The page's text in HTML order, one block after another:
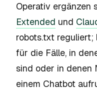
Operativ ergänzen
Extended und
robots.txt
für die Fälle, in
sind oder in denen
einem Chatbot